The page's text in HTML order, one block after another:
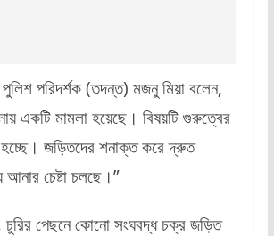
পরিদর্শক (তদন্ত) মজনু মিয়া বলেন,
একটি মামলা হয়েছে। বিষয়টি গুরুত্বের
হচ্ছে। জড়িতদের শনাক্ত করে দ্রুত
চেষ্টা চলছে।”
চুরির পেছনে কোনো সংঘবদ্ধ চক্র জড়িত